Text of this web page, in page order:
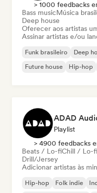
> 1000 feedbacks
Bass musicMúsica
Deep house
Oferecer aos artistas
Assinar artistas e/ou
Funk brasileiro Deep
Future house
Hip-hop
ADAD
Playlist
> 4900 feedbacks
Beats / Lo-fiChill / Lo-
Drill/Jersey
Adicionar artistas às
Hip-hop Folk indie